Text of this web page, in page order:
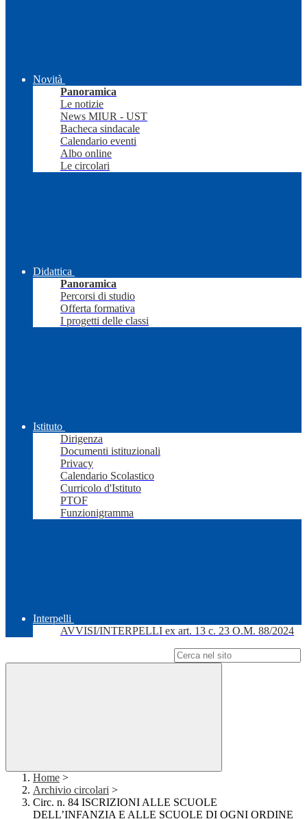
Novità
Panoramica
Le notizie
News MIUR - UST
Bacheca sindacale
Calendario eventi
Albo online
Le circolari
Didattica
Panoramica
Percorsi di studio
Offerta formativa
I progetti delle classi
Istituto
Dirigenza
Documenti istituzionali
Privacy
Calendario Scolastico
Curricolo d'Istituto
PTOF
Funzionigramma
Interpelli
AVVISI/INTERPELLI ex art. 13 c. 23 O.M. 88/2024
Home >
Archivio circolari >
Circ. n. 84 ISCRIZIONI ALLE SCUOLE
DELL’INFANZIA E ALLE SCUOLE DI OGNI ORDINE